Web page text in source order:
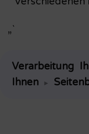
„`
Verarbeitung
Ihnen
►